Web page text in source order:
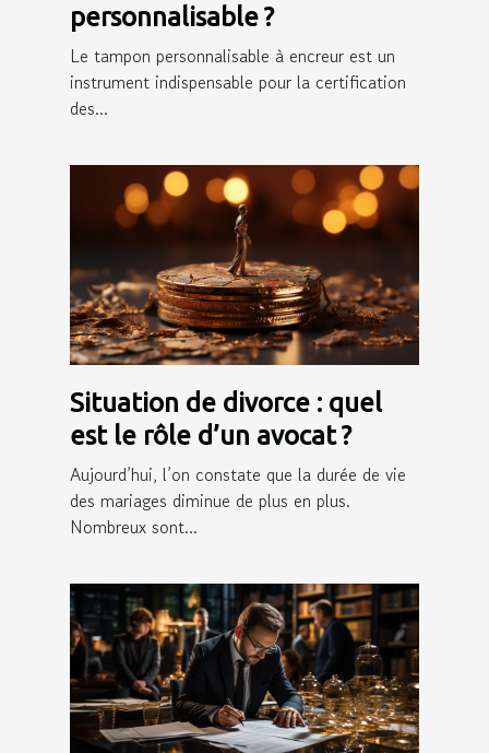
personnalisable ?
Le tampon personnalisable à encreur est un
instrument indispensable pour la certification
des...
Situation de divorce : quel
est le rôle d’un avocat ?
Aujourd’hui, l’on constate que la durée de vie
des mariages diminue de plus en plus.
Nombreux sont...